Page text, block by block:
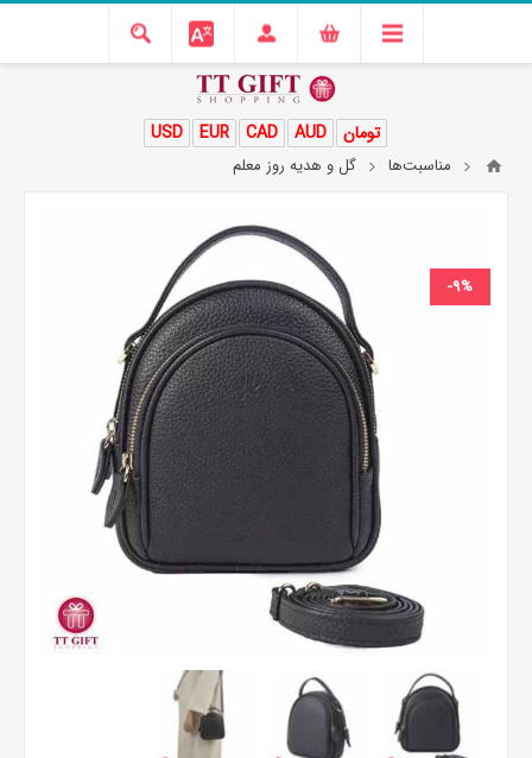
USD EUR CAD AUD تومان
مناسبت‌ها گل و هدیه روز معلم
-9%